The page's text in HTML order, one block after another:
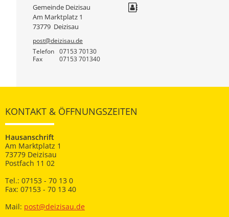
Gemeinde Deizisau
Am Marktplatz 1
73779 Deizisau
post@deizisau.de
Telefon
07153 70130
Fax 07153 701340
KONTAKT & ÖFFNUNGSZEITEN
Hausanschrift
Am Marktplatz 1
73779 Deizisau
Postfach 11 02
Tel.: 07153 - 70 13 0
Fax: 07153 - 70 13 40
Mail: post@deizisau.de